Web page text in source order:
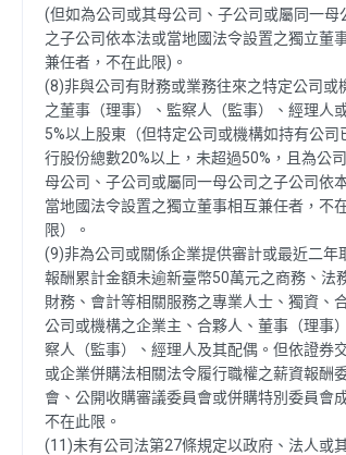
(但如為公司或其母公司、子公司或屬同一母
之子公司依本法或當地國法令設置之獨立董
兼任者，不在此限)。
(8)非與公司有財務或業務往來之特定公司或
之董事（理事）、監察人（監事）、經理人
5%以上股東（但特定公司或機構如持有公司
行股份總數20%以上，未超過50%，且為公
母公司、子公司或屬同一母公司之子公司依
當地國法令設置之獨立董事相互兼任者，不
限）。
(9)非為公司或關係企業提供審計或最近二年
報酬累計金額未逾新臺幣50萬元之商務、法
財務、會計等相關服務之專業人士、獨資、
公司或機構之企業主、合夥人、董事（理事
察人（監事）、經理人及其配偶。但依證券
或企業併購法相關法令履行職權之薪資報酬
會、公開收購審議委員會或併購特別委員會
不在此限。
(11)未有公司法第27條規定以政府、法人或